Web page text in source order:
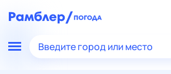
Введите город или место